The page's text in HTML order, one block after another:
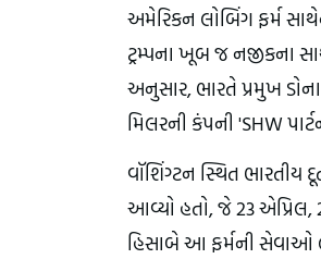
અમેરિકન લોબિંગ ફર્મ
ટ્રમ્પના ખૂબ જ નજીકના
અનુસાર, ભારતે પ્રમુખ
મિલરની કંપની 'SHW
વૉશિંગ્ટન સ્થિત ભારતીય
આવ્યો હતો, જે 23
હિસાબે આ ફર્મની સેવાઓ